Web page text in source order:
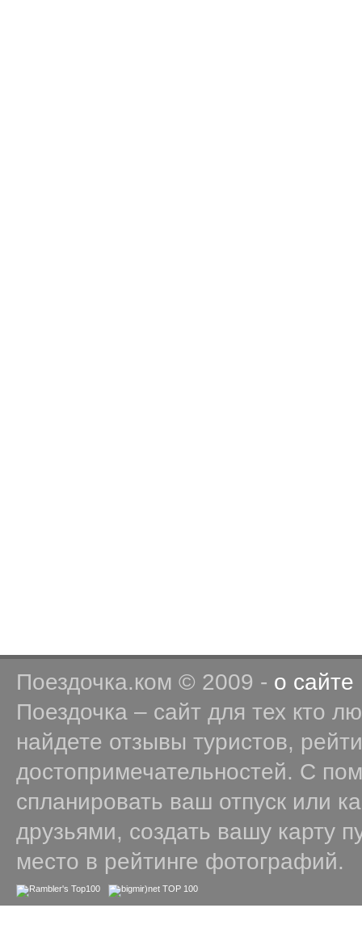
Поездочка.ком © 2009 - о сайте
Поездочка – сайт для тех кто
найдете отзывы туристов,
достопримечательностей. С
спланировать ваш отпуск или
друзьями, создать вашу карту
место в рейтинге фотографий.